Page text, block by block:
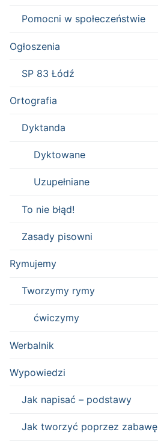
Pomocni w społeczeństwie
Ogłoszenia
SP 83 Łódź
Ortografia
Dyktanda
Dyktowane
Uzupełniane
To nie błąd!
Zasady pisowni
Rymujemy
Tworzymy rymy
ćwiczymy
Werbalnik
Wypowiedzi
Jak napisać – podstawy
Jak tworzyć poprzez zabawę